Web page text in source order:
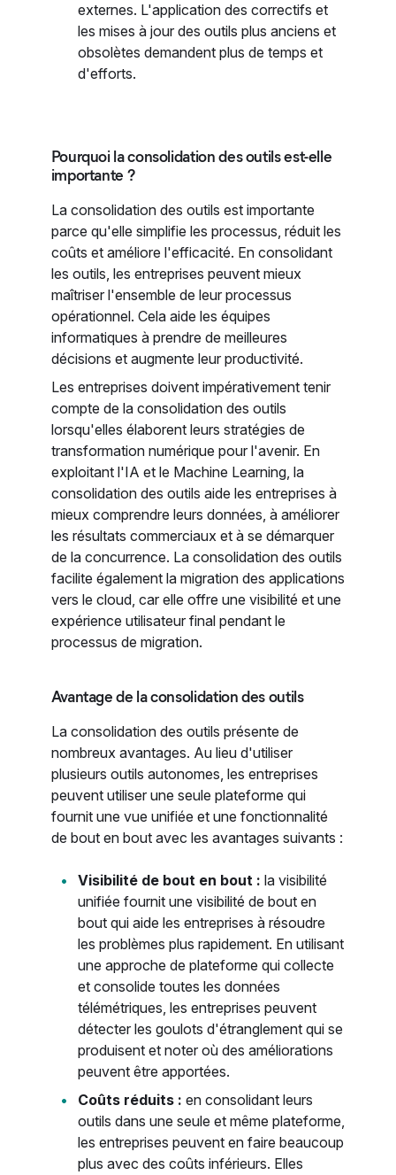
externes. L'application des correctifs et
les mises à jour des outils plus anciens et
obsolètes demandent plus de temps et
d'efforts.
Pourquoi la consolidation des outils est-elle
importante ?
La consolidation des outils est importante
parce qu'elle simplifie les processus, réduit les
coûts et améliore l'efficacité. En consolidant
les outils, les entreprises peuvent mieux
maîtriser l'ensemble de leur processus
opérationnel. Cela aide les équipes
informatiques à prendre de meilleures
décisions et augmente leur productivité.
Les entreprises doivent impérativement tenir
compte de la consolidation des outils
lorsqu'elles élaborent leurs stratégies de
transformation numérique pour l'avenir. En
exploitant l'IA et le Machine Learning, la
consolidation des outils aide les entreprises à
mieux comprendre leurs données, à améliorer
les résultats commerciaux et à se démarquer
de la concurrence. La consolidation des outils
facilite également la migration des applications
vers le cloud, car elle offre une visibilité et une
expérience utilisateur final pendant le
processus de migration.
Avantage de la consolidation des outils
La consolidation des outils présente de
nombreux avantages. Au lieu d'utiliser
plusieurs outils autonomes, les entreprises
peuvent utiliser une seule plateforme qui
fournit une vue unifiée et une fonctionnalité
de bout en bout avec les avantages suivants :
Visibilité de bout en bout : la visibilité
unifiée fournit une visibilité de bout en
bout qui aide les entreprises à résoudre
les problèmes plus rapidement. En utilisant
une approche de plateforme qui collecte
et consolide toutes les données
télémétriques, les entreprises peuvent
détecter les goulots d'étranglement qui se
produisent et noter où des améliorations
peuvent être apportées.
Coûts réduits : en consolidant leurs
outils dans une seule et même plateforme,
les entreprises peuvent en faire beaucoup
plus avec des coûts inférieurs. Elles